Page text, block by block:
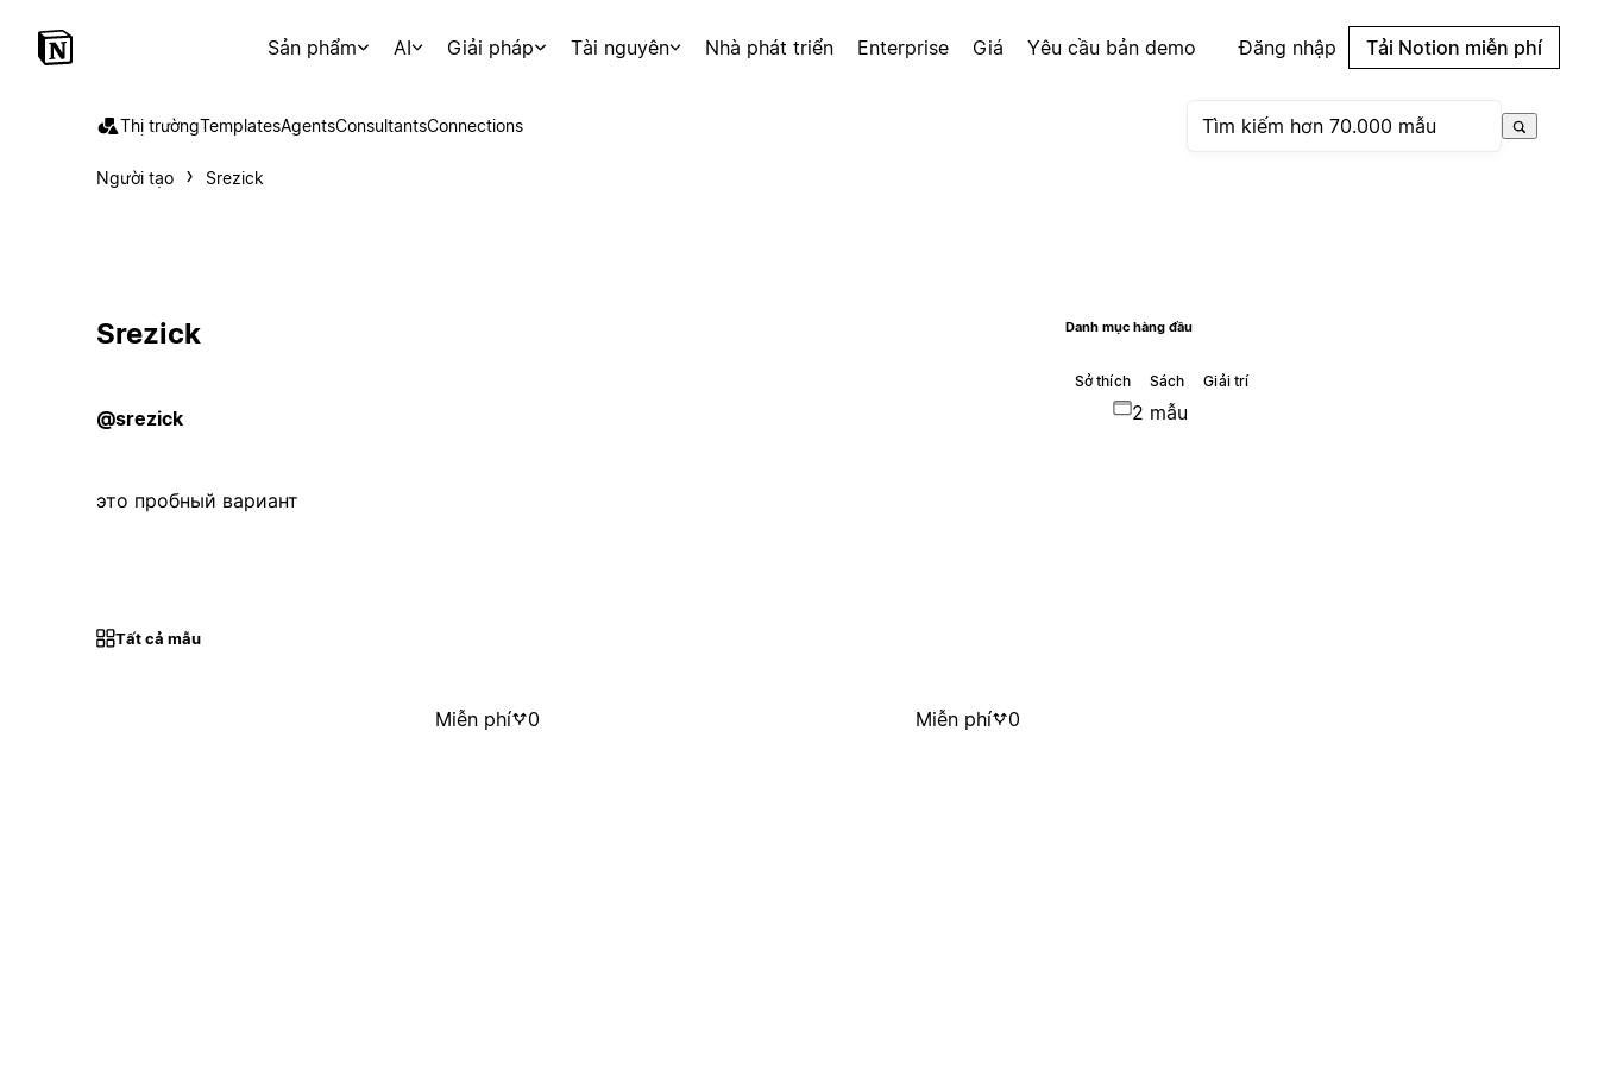
Sản phẩm AI Giải pháp Tài nguyên Nhà phát triển Enterprise Giá Yêu cầu bản demo Đăng nhập Tải Notion miễn phí
Thị trườngTemplatesAgentsConsultantsConnections
Người tạo Srezick
Srezick
@srezick
это пробный вариант
Danh mục hàng đầu
Sở thích Sách Giải trí
2 mẫu
Tất cả mẫu
Miễn phí 0 Miễn phí 0